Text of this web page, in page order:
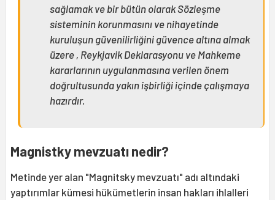
sağlamak ve bir bütün olarak Sözleşme
sisteminin korunmasını ve nihayetinde
kuruluşun güvenilirliğini güvence altına almak
üzere , Reykjavik Deklarasyonu ve Mahkeme
kararlarının uygulanmasına verilen önem
doğrultusunda yakın işbirliği içinde çalışmaya
hazırdır.
Magnistky mevzuatı nedir?
Metinde yer alan "Magnitsky mevzuatı" adı altındaki
yaptırımlar kümesi hükümetlerin insan hakları ihlalleri